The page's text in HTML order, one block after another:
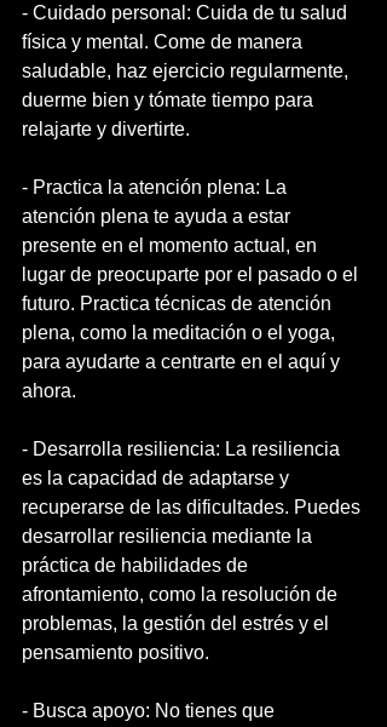
- Cuidado personal: Cuida de tu salud
física y mental. Come de manera
saludable, haz ejercicio regularmente,
duerme bien y tómate tiempo para
relajarte y divertirte.
- Practica la atención plena: La
atención plena te ayuda a estar
presente en el momento actual, en
lugar de preocuparte por el pasado o el
futuro. Practica técnicas de atención
plena, como la meditación o el yoga,
para ayudarte a centrarte en el aquí y
ahora.
- Desarrolla resiliencia: La resiliencia
es la capacidad de adaptarse y
recuperarse de las dificultades. Puedes
desarrollar resiliencia mediante la
práctica de habilidades de
afrontamiento, como la resolución de
problemas, la gestión del estrés y el
pensamiento positivo.
- Busca apoyo: No tienes que